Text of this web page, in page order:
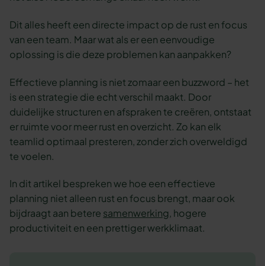
Dit alles heeft een directe impact op de rust en focus
van een team. Maar wat als er een eenvoudige
oplossing is die deze problemen kan aanpakken?
Effectieve planning is niet zomaar een buzzword – het
is een strategie die echt verschil maakt. Door
duidelijke structuren en afspraken te creëren, ontstaat
er ruimte voor meer rust en overzicht. Zo kan elk
teamlid optimaal presteren, zonder zich overweldigd
te voelen.
In dit artikel bespreken we hoe een effectieve
planning niet alleen rust en focus brengt, maar ook
bijdraagt aan betere samenwerking, hogere
productiviteit en een prettiger werkklimaat.